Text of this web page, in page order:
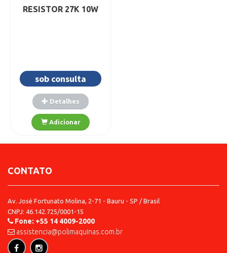
RESISTOR 27K 10W
sob consulta
CONTATO
Av. José Fortunato Molina, 2-71 - Bauru - SP / Brasil
CNPJ: 46.142.725/0001-15
Fone: +55 14 4009-2000
assistencia@polimaquinas.com.br